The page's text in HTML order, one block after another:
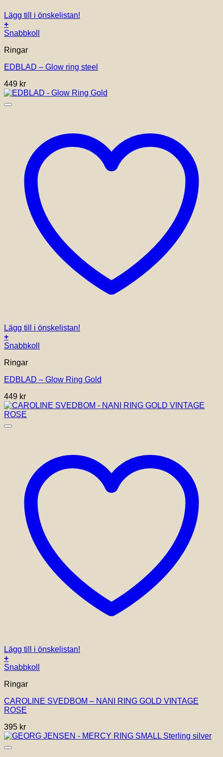
Lägg till i önskelistan!
+
Den
produkten
flera
De
olika
alternativen
produktsidan
Snabbkoll
Ringar
EDBLAD – Glow ring steel
449 kr
Lägg till i önskelistan!
+
Den
produkten
flera
De
olika
alternativen
kan
Snabbkoll
Ringar
EDBLAD – Glow Ring Gold
449 kr
Lägg till i önskelistan!
+
Snabbkoll
Ringar
CAROLINE SVEDBOM – NANI RING GOLD VINTAGE
ROSE
395 kr